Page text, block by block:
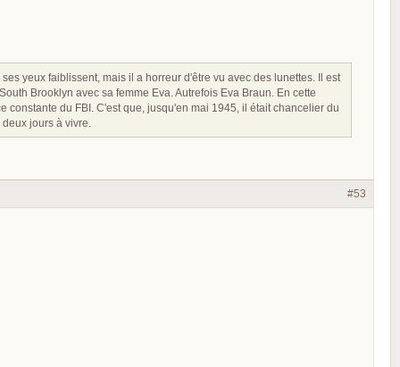
yeux faiblissent, mais il a horreur d'être vu avec des lunettes. Il est
Brooklyn avec sa femme Eva. Autrefois Eva Braun. En cette
du FBI. C'est que, jusqu'en mai 1945, il était chancelier du
jours à vivre.
#53